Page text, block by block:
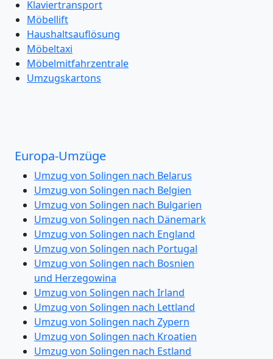
Klaviertransport
Möbellift
Haushaltsauflösung
Möbeltaxi
Möbelmitfahrzentrale
Umzugskartons
Europa-Umzüge
Umzug von Solingen nach Belarus
Umzug von Solingen nach Belgien
Umzug von Solingen nach Bulgarien
Umzug von Solingen nach Dänemark
Umzug von Solingen nach England
Umzug von Solingen nach Portugal
Umzug von Solingen nach Bosnien
und Herzegowina
Umzug von Solingen nach Irland
Umzug von Solingen nach Lettland
Umzug von Solingen nach Zypern
Umzug von Solingen nach Kroatien
Umzug von Solingen nach Estland